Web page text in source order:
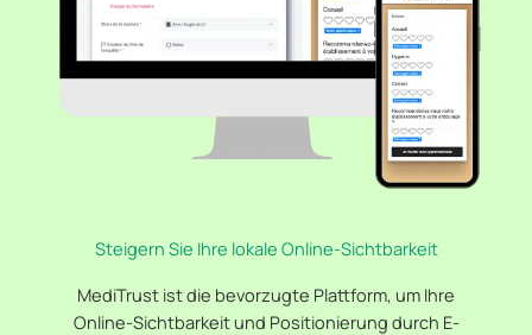
Steigern Sie Ihre lokale Online-Sichtbarkeit
MediTrust ist die bevorzugte Plattform, um Ihre
Online-Sichtbarkeit und Positionierung durch E-